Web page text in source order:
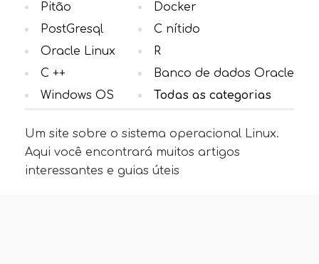
Um site sobre o sistema operacional Linux.
Aqui você encontrará muitos artigos
interessantes e guias úteis
Pitão
PostGresql
Oracle Linux
C ++
Windows OS
Docker
C nítido
R
Banco de dados Oracle
Todas as categorias